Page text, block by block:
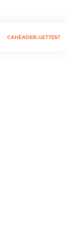
CAHEADER.GETTEST